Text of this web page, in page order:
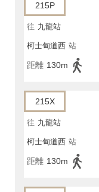
215P
往 九龍站
柯士甸道西 站
距離 130m
215X
往 九龍站
柯士甸道西 站
距離 130m